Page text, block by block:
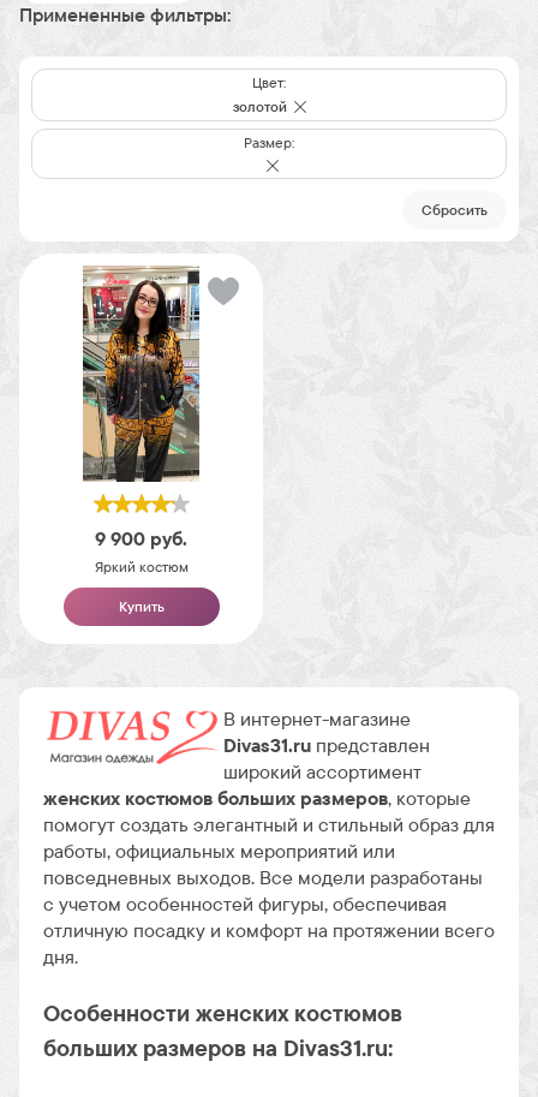
Примененные фильтры:
Цвет:
золотой
Размер:
Cбросить
9 900 руб.
Яркий костюм
Купить
В интернет-магазине
Divas31.ru представлен
широкий ассортимент
женских костюмов больших размеров, которые
помогут создать элегантный и стильный образ для
работы, официальных мероприятий или
повседневных выходов. Все модели разработаны
с учетом особенностей фигуры, обеспечивая
отличную посадку и комфорт на протяжении всего
дня.
Особенности женских костюмов
больших размеров на Divas31.ru: